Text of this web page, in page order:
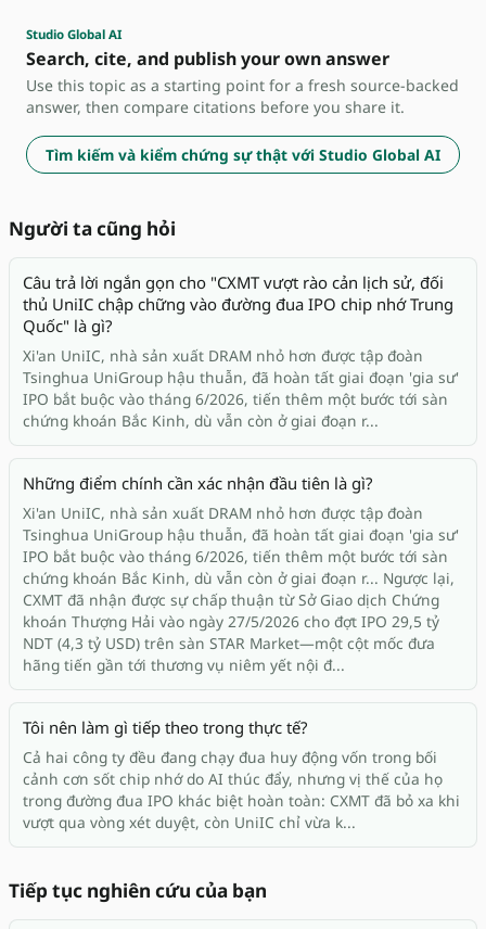
Studio Global AI
Search, cite, and publish your own answer
Use this topic as a starting point for a fresh source-backed
answer, then compare citations before you share it.
Tìm kiếm và kiểm chứng sự thật với Studio Global AI
Người ta cũng hỏi
Câu trả lời ngắn gọn cho "CXMT vượt rào cản lịch sử, đối
thủ UniIC chập chững vào đường đua IPO chip nhớ Trung
Quốc" là gì?
Xi'an UniIC, nhà sản xuất DRAM nhỏ hơn được tập đoàn
Tsinghua UniGroup hậu thuẫn, đã hoàn tất giai đoạn 'gia sư'
IPO bắt buộc vào tháng 6/2026, tiến thêm một bước tới sàn
chứng khoán Bắc Kinh, dù vẫn còn ở giai đoạn r...
Những điểm chính cần xác nhận đầu tiên là gì?
Xi'an UniIC, nhà sản xuất DRAM nhỏ hơn được tập đoàn
Tsinghua UniGroup hậu thuẫn, đã hoàn tất giai đoạn 'gia sư'
IPO bắt buộc vào tháng 6/2026, tiến thêm một bước tới sàn
chứng khoán Bắc Kinh, dù vẫn còn ở giai đoạn r... Ngược lại,
CXMT đã nhận được sự chấp thuận từ Sở Giao dịch Chứng
khoán Thượng Hải vào ngày 27/5/2026 cho đợt IPO 29,5 tỷ
NDT (4,3 tỷ USD) trên sàn STAR Market—một cột mốc đưa
hãng tiến gần tới thương vụ niêm yết nội đ...
Tôi nên làm gì tiếp theo trong thực tế?
Cả hai công ty đều đang chạy đua huy động vốn trong bối
cảnh cơn sốt chip nhớ do AI thúc đẩy, nhưng vị thế của họ
trong đường đua IPO khác biệt hoàn toàn: CXMT đã bỏ xa khi
vượt qua vòng xét duyệt, còn UniIC chỉ vừa k...
Tiếp tục nghiên cứu của bạn